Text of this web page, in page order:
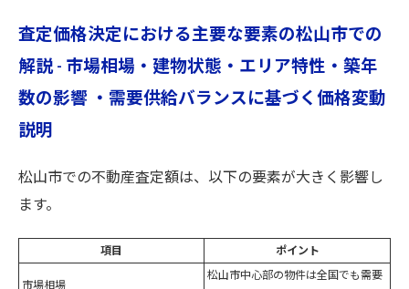
査定価格決定における主要な要素の松山市での
解説 - 市場相場・建物状態・エリア特性・築年
数の影響 ・需要供給バランスに基づく価格変動
説明
松山市での不動産査定額は、以下の要素が大きく影響し
ます。
項目
ポイント
市場相場
松山市中心部の物件は全国でも需要